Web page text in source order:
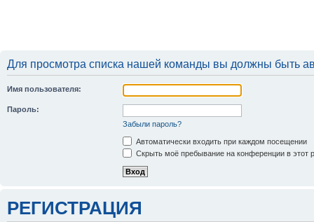
Для просмотра списка нашей команды вы должны быть
Имя пользователя:
Пароль:
Забыли пароль?
Автоматически входить при каждом посещении
Скрыть моё пребывание на конференции в этот
РЕГИСТРАЦИЯ